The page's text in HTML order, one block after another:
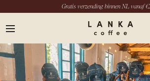
Gratis verzending binnen NL vanaf
menu